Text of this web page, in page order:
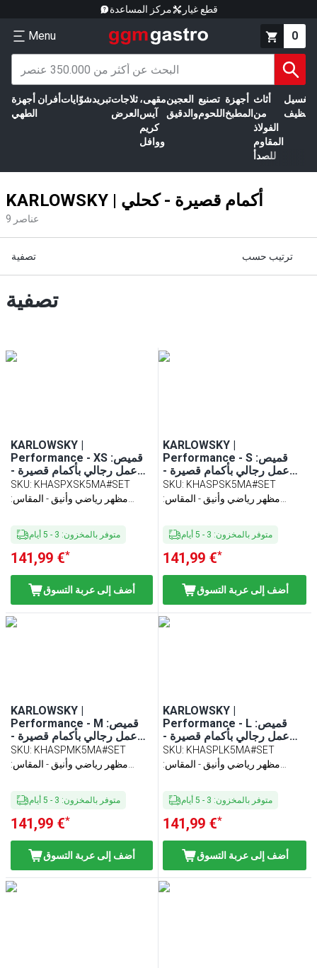
مركز المساعدة قطع غيار
Menu 0
أجهزة
الطهي
أفران شوّاياتتبريدثلاجات
العرض
مقهى،
آيس
كريم
ووافل
العجين
والدقيق
تصنيع
اللحوم
أجهزة
المطبخ
أثاث
من
الفولاذ
المقاوم
للصدأ
الغسيل
KARLOWSKY | أكمام قصيرة - كحلي
9 عناصر
تصفية ترتيب حسب
تصفية
KARLOWSKY |
Performance - XS :قميص
عمل رجالي بأكمام قصيرة -
SKU: KHASPXSK5MA#SET
مظهر رياضي وأنيق - المقاس:
متوفر بالمخزون:
3
-
5 أيام
141,99 €*
أضف إلى عربة التسوق
KARLOWSKY |
Performance - S :قميص
عمل رجالي بأكمام قصيرة -
SKU: KHASPSK5MA#SET
مظهر رياضي وأنيق - المقاس:
متوفر بالمخزون:
3
-
5 أيام
141,99 €*
أضف إلى عربة التسوق
KARLOWSKY |
Performance - M :قميص
عمل رجالي بأكمام قصيرة -
SKU: KHASPMK5MA#SET
مظهر رياضي وأنيق - المقاس:
متوفر بالمخزون:
3
-
5 أيام
141,99 €*
أضف إلى عربة التسوق
KARLOWSKY |
Performance - L :قميص
عمل رجالي بأكمام قصيرة -
SKU: KHASPLK5MA#SET
مظهر رياضي وأنيق - المقاس:
متوفر بالمخزون:
3
-
5 أيام
141,99 €*
أضف إلى عربة التسوق